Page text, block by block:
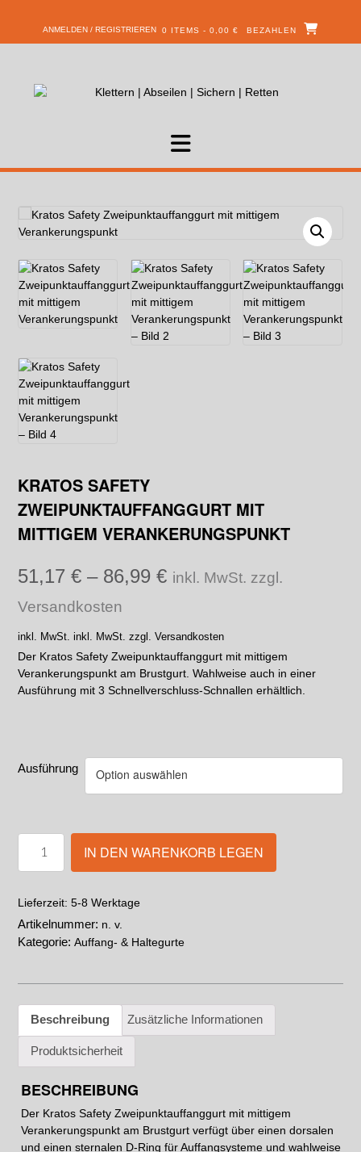
ANMELDEN / REGISTRIEREN 0 ITEMS - 0,00 € BEZAHLEN
KRATOS SAFETY
ZWEIPUNKTAUFFANGGURT MIT
MITTIGEM VERANKERUNGSPUNKT
51,17 € – 86,99 € inkl. MwSt. zzgl.
Versandkosten
inkl. MwSt. inkl. MwSt. zzgl. Versandkosten
Der Kratos Safety Zweipunktauffanggurt mit mittigem
Verankerungspunkt am Brustgurt. Wahlweise auch in einer
Ausführung mit 3 Schnellverschluss-Schnallen erhältlich.
Ausführung
IN DEN WARENKORB LEGEN
Lieferzeit: 5-8 Werktage
Artikelnummer: n. v.
Kategorie: Auffang- & Haltegurte
Beschreibung Zusätzliche Informationen
Produktsicherheit
BESCHREIBUNG
Der Kratos Safety Zweipunktauffanggurt mit mittigem
Verankerungspunkt am Brustgurt verfügt über einen dorsalen
und einen sternalen D-Ring für Auffangsysteme und wahlweise